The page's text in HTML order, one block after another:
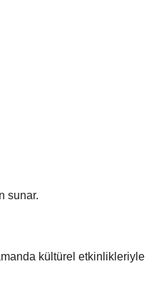
sunar.
kültürel etkinlikleriyle